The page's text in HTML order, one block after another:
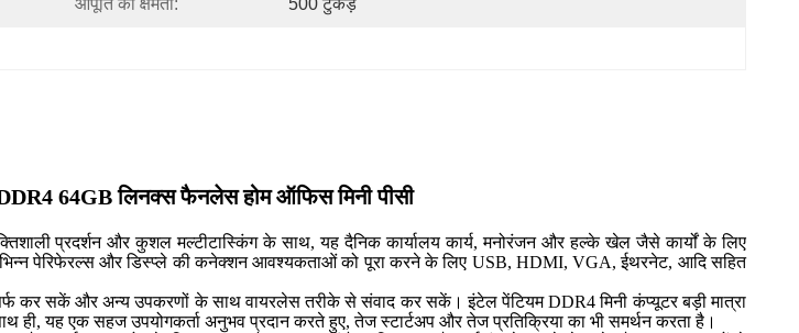
आपूर्ति की क्षमता: 500 टुकड़े
DDR4 64GB लिनक्स फैनलेस होम ऑफिस मिनी पीसी
प्रदर्शन और कुशल मल्टीटास्किंग के साथ, यह दैनिक कार्यालय कार्य, मनोरंजन और हल्के खेल जैसे कार्यों के लिए
पेरिफेरल्स और डिस्प्ले की कनेक्शन आवश्यकताओं को पूरा करने के लिए USB, HDMI, VGA, ईथरनेट, आदि सहित
कर सकें और अन्य उपकरणों के साथ वायरलेस तरीके से संवाद कर सकें। इंटेल पेंटियम DDR4 मिनी कंप्यूटर बड़ी मात्रा
यह एक सहज उपयोगकर्ता अनुभव प्रदान करते हुए, तेज स्टार्टअप और तेज प्रतिक्रिया का भी समर्थन करता है।